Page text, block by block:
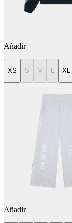
Añadir
XS S M L XL
Añadir